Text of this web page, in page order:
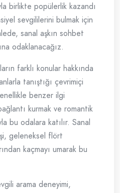
birlikte popülerlik kazandı
sevgililerini bulmak için
sanal aşkın sohbet
odaklanacağız.
farklı konular hakkında
tanıştığı çevrimiçi
benzer ilgi
kurmak ve romantik
bu odalara katılır. Sanal
geleneksel flört
kaçmayı umarak bu
arama deneyimi,